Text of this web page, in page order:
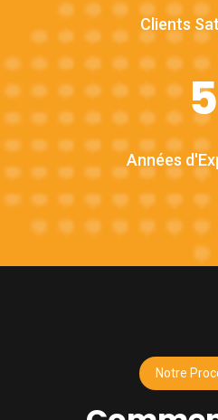
Clients
5
Années
Notre